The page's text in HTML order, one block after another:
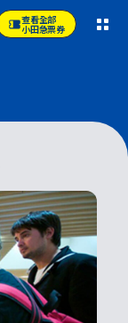
查看全部
小田急票券